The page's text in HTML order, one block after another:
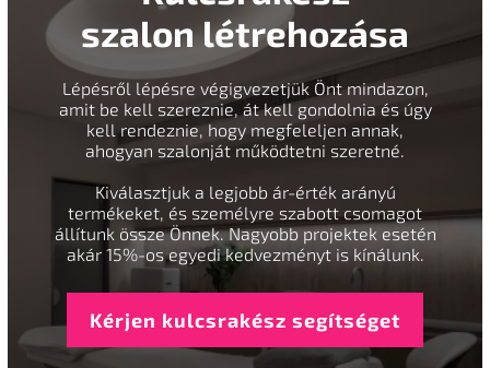
szalon létrehozása
Lépésről lépésre végigvezetjük Önt mindazon,
amit be kell szereznie, át kell gondolnia és úgy
kell rendeznie, hogy megfeleljen annak,
ahogyan szalonját működtetni szeretné.
Kiválasztjuk a legjobb ár-érték arányú
termékeket, és személyre szabott csomagot
állítunk össze Önnek. Nagyobb projektek esetén
akár 15%-os egyedi kedvezményt is kínálunk.
Kérjen kulcsrakész segítséget